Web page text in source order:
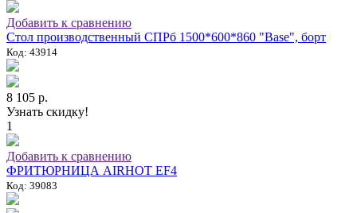
Добавить к сравнению
Стол производственный СПРб 1500*600*860 "Base", борт
Код: 43914
8 105 р.
Узнать скидку!
1
Добавить к сравнению
ФРИТЮРНИЦА AIRHOT EF4
Код: 39083